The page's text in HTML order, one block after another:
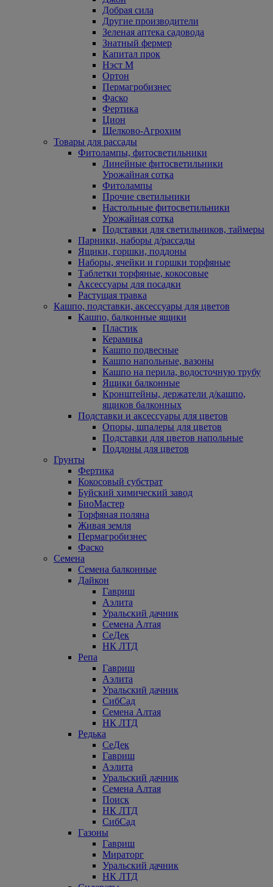
Добрая сила
Другие производители
Зеленая аптека садовода
Знатный фермер
Капитал прок
Нэст М
Ортон
Пермагробизнес
Фаско
Фертика
Цион
Щелково-Агрохим
Товары для рассады
Фитолампы, фитосветильники
Линейные фитосветильники
Урожайная сотка
Фитолампы
Прочие светильники
Настольные фитосветильники
Урожайная сотка
Подставки для светильников, таймеры
Парники, наборы д/рассады
Ящики, горшки, поддоны
Наборы, ячейки и горшки торфяные
Таблетки торфяные, кокосовые
Аксессуары для посадки
Растущая травка
Кашпо, подставки, аксессуары для цветов
Кашпо, балконные ящики
Пластик
Керамика
Кашпо подвесные
Кашпо напольные, вазоны
Кашпо на перила, водосточную трубу
Ящики балконные
Кронштейны, держатели д/кашпо,
ящиков балконных
Подставки и аксессуары для цветов
Опоры, шпалеры для цветов
Подставки для цветов напольные
Поддоны для цветов
Грунты
Фертика
Кокосовый субстрат
Буйский химический завод
БиоМастер
Торфяная поляна
Живая земля
Пермагробизнес
Фаско
Семена
Семена балконные
Дайкон
Гавриш
Аэлита
Уральский дачник
Семена Алтая
СеДек
НК ЛТД
Репа
Гавриш
Аэлита
Уральский дачник
СибСад
Семена Алтая
НК ЛТД
Редька
СеДек
Гавриш
Аэлита
Уральский дачник
Семена Алтая
Поиск
НК ЛТД
СибСад
Газоны
Гавриш
Мираторг
Уральский дачник
НК ЛТД